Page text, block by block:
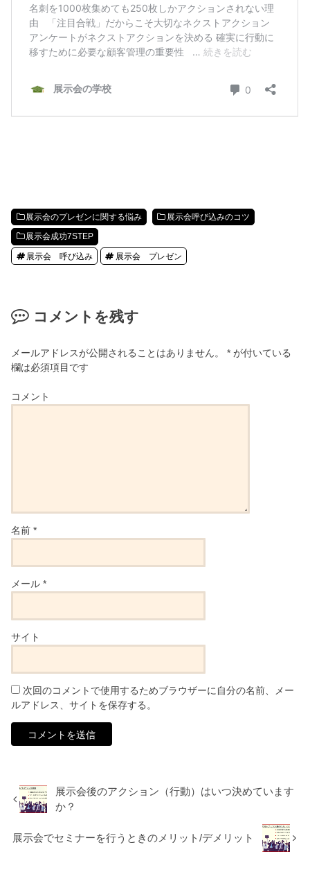
展示会のプレゼンに関する悩み 展示会呼び込みのコツ
展示会成功7STEP
展示会 呼び込み 展示会 プレゼン
コメントを残す
メールアドレスが公開されることはありません。 * が付いている
欄は必須項目です
コメント
名前*
メール*
サイト
次回のコメントで使用するためブラウザーに自分の名前、メー
ルアドレス、サイトを保存する。
展示会後のアクション（行動）はいつ決めています
か？
展示会でセミナーを行うときのメリット/デメリット